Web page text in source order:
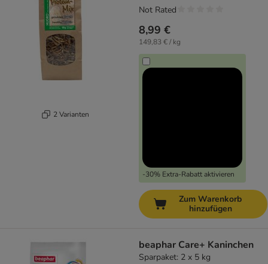
2 Varianten
8,99 €
149,83 € / kg
-30% Extra-Rabatt aktivieren
Not Rated
Zum Warenkorb
hinzufügen
beaphar Care+ Kaninchen
Sparpaket: 2 x 5 kg